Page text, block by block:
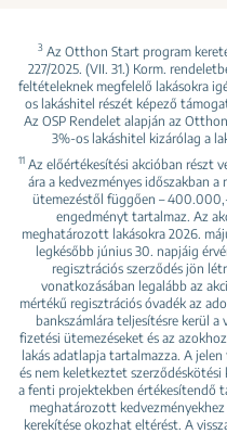
3Az Otthon Start program
227/2025. (VII. 31.) Korm.
feltételeknek megfelelő lakásokra
os lakáshitel részét képező
Az OSP Rendelet alapján az
3%-os lakáshitel kizárólag a
11 Az előértékesítési akcióban részt
ára a kedvezményes időszakban
ütemezéstől függően –
engedményt tartalmaz. Az
meghatározott lakásokra 2026.
legkésőbb június 30. napjáig
regisztrációs szerződés jön
vonatkozásában legalább az
mértékű regisztrációs óvadék az
bankszámlára teljesítésre kerül
fizetési ütemezéseket és az
lakás adatlapja tartalmazza. A
és nem keletkeztet
a fenti projektekben értékesítendő
meghatározott
kerekítése okozhat eltérést. A